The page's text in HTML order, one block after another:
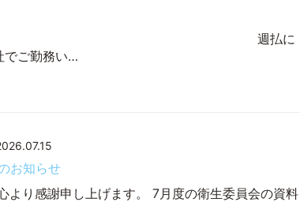
各位 週払に
ご勤務い…
お知らせ
り感謝申し上げます。 7月度の衛生委員会の資料